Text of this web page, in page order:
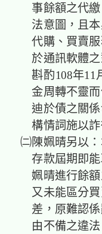
事餘額之代
法意圖，且
代購、買賣
於通訊軟體
斟酌108年11
金周轉不靈
迪於債之關
構情詞施以
㈡陳姵晴另以：
存款屆期即
姵晴進行餘
又未能區分
差，原難認
由不備之違法